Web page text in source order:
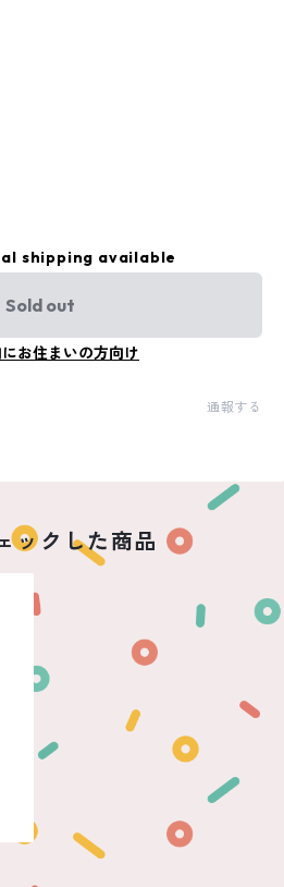
shipping available
Sold out
お住まいの方向け
通報する
ックした商品